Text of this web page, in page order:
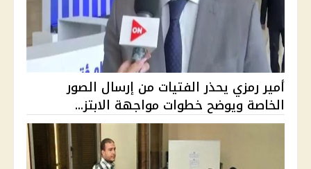
أمير رمزي يحذر الفتيات من إرسال الصور
الخاصة ويوضح خطوات مواجهة الابتز...